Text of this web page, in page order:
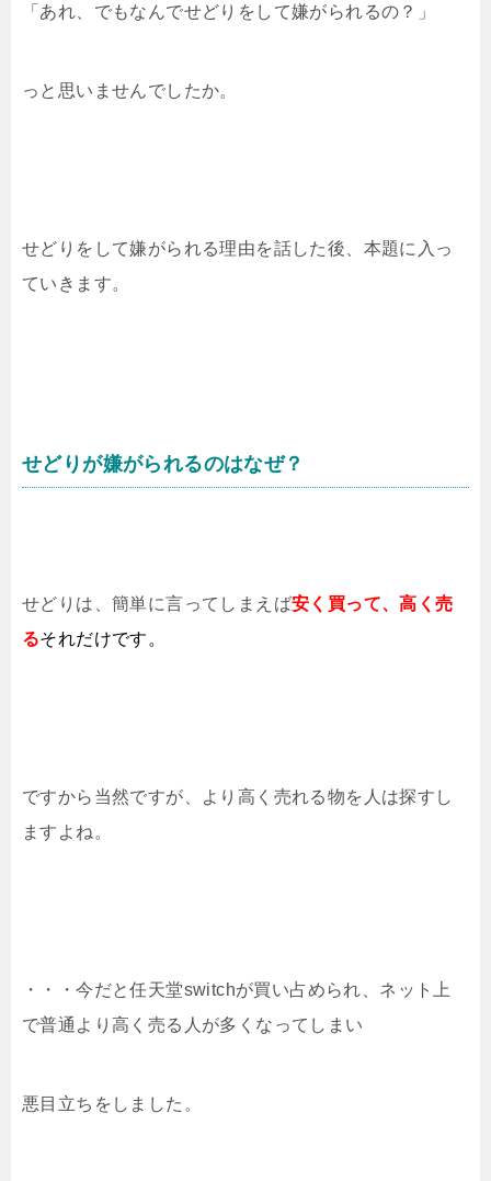
「あれ、でもなんでせどりをして嫌がられるの？」
っと思いませんでしたか。
せどりをして嫌がられる理由を話した後、本題に入っ
ていきます。
せどりが嫌がられるのはなぜ？
せどりは、簡単に言ってしまえば安く買って、高く売
るそれだけです。
ですから当然ですが、より高く売れる物を人は探すし
ますよね。
・・・今だと任天堂switchが買い占められ、ネット上
で普通より高く売る人が多くなってしまい
悪目立ちをしました。